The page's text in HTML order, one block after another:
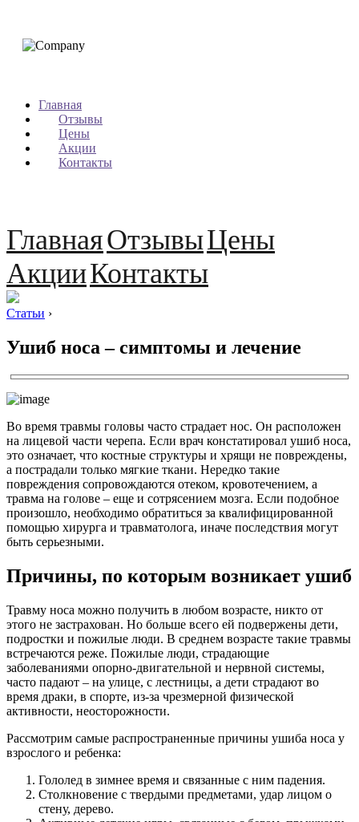
Главная
Отзывы
Цены
Акции
Контакты
ГлавнаяОтзывыЦены
АкцииКонтакты
Статьи ›
Ушиб носа – симптомы и лечение
Во время травмы головы часто страдает нос. Он расположен
на лицевой части черепа. Если врач констатировал ушиб носа,
это означает, что костные структуры и хрящи не повреждены,
а пострадали только мягкие ткани. Нередко такие
повреждения сопровождаются отеком, кровотечением, а
травма на голове – еще и сотрясением мозга. Если подобное
произошло, необходимо обратиться за квалифицированной
помощью хирурга и травматолога, иначе последствия могут
быть серьезными.
Причины, по которым возникает ушиб
Травму носа можно получить в любом возрасте, никто от
этого не застрахован. Но больше всего ей подвержены дети,
подростки и пожилые люди. В среднем возрасте такие травмы
встречаются реже. Пожилые люди, страдающие
заболеваниями опорно-двигательной и нервной системы,
часто падают – на улице, с лестницы, а дети страдают во
время драки, в спорте, из-за чрезмерной физической
активности, неосторожности.
Рассмотрим самые распространенные причины ушиба носа у
взрослого и ребенка:
Гололед в зимнее время и связанные с ним падения.
Столкновение с твердыми предметами, удар лицом о
стену, дерево.